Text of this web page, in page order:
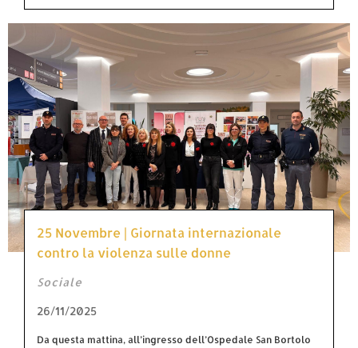
25 Novembre | Giornata internazionale
contro la violenza sulle donne
Sociale
26/11/2025
Da questa mattina, all’ingresso dell’Ospedale San Bortolo